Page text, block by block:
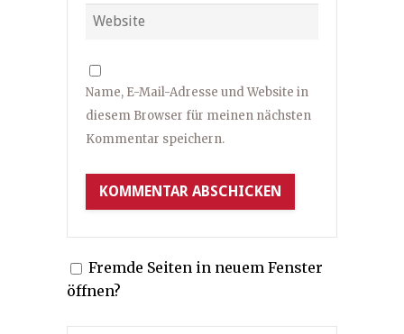
Name, E-Mail-Adresse und Website in
diesem Browser für meinen nächsten
Kommentar speichern.
Fremde Seiten in neuem Fenster
öffnen?